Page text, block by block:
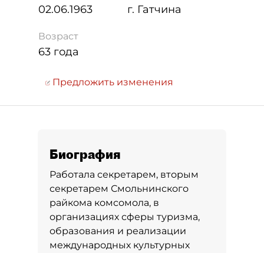
02.06.1963 г. Гатчина
Возраст
63 года
Предложить изменения
Биография
Работала секретарем, вторым
секретарем Смольнинского
райкома комсомола, в
организациях сферы туризма,
образования и реализации
международных культурных